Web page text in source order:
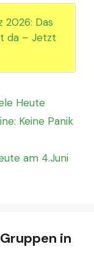
2026: Das
da – Jetzt
Heute
Keine Panik
am 4.Juni
in